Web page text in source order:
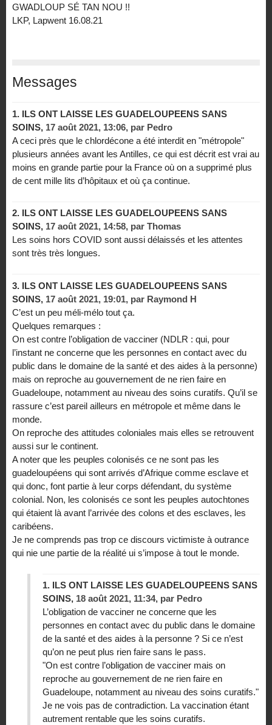
GWADLOUP SÉ TAN NOU !!
LKP, Lapwent 16.08.21
Messages
1. ILS ONT LAISSE LES GUADELOUPEENS SANS
SOINS, 17 août 2021, 13:06, par Pedro
A ceci près que le chlordécone a été interdit en "métropole"
plusieurs années avant les Antilles, ce qui est décrit est vrai au
moins en grande partie pour la France où on a supprimé plus
de cent mille lits d’hôpitaux et où ça continue.
2.
ILS ONT LAISSE LES GUADELOUPEENS SANS
SOINS, 17 août 2021, 14:58, par Thomas
Les soins hors COVID sont aussi délaissés et les attentes
sont très très longues.
3. ILS ONT LAISSE LES GUADELOUPEENS SANS
SOINS, 17 août 2021, 19:01, par Raymond H
C’est un peu méli-mélo tout ça.
Quelques remarques :
On est contre l’obligation de vacciner (NDLR : qui, pour
l’instant ne concerne que les personnes en contact avec du
public dans le domaine de la santé et des aides à la personne)
mais on reproche au gouvernement de ne rien faire en
Guadeloupe, notamment au niveau des soins curatifs. Qu’il se
rassure c’est pareil ailleurs en métropole et même dans le
monde.
On reproche des attitudes coloniales mais elles se retrouvent
aussi sur le continent.
A noter que les peuples colonisés ce ne sont pas les
guadeloupéens qui sont arrivés d’Afrique comme esclave et
qui donc, font partie à leur corps défendant, du système
colonial. Non, les colonisés ce sont les peuples autochtones
qui étaient là avant l’arrivée des colons et des esclaves, les
caribéens.
Je ne comprends pas trop ce discours victimiste à outrance
qui nie une partie de la réalité ui s’impose à tout le monde.
1. ILS ONT LAISSE LES GUADELOUPEENS SANS
SOINS, 18 août 2021, 11:34, par Pedro
L’obligation de vacciner ne concerne que les
personnes en contact avec du public dans le domaine
de la santé et des aides à la personne ? Si ce n’est
qu’on ne peut plus rien faire sans le pass.
"On est contre l’obligation de vacciner mais on
reproche au gouvernement de ne rien faire en
Guadeloupe, notamment au niveau des soins curatifs."
Je ne vois pas de contradiction. La vaccination étant
autrement rentable que les soins curatifs.